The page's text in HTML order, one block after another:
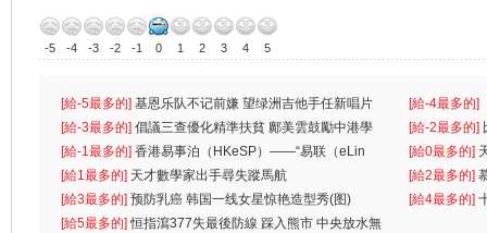
-5 -4 -3 -2 -1 0 1 2 3 4 5
[給-5最多的] 基恩乐队不记前嫌 望绿洲吉他手任新唱片
制
[給-4最多的]
一
[給-3最多的] 倡議三查優化精準扶貧 鄺美雲鼓勵中港學
生
[給-2最多的]
[給-1最多的] 香港易事泊（HKeSP）——“易联（eLin
k）”项目
[給0最多的]
[給1最多的] 天才數學家出手尋失蹤馬航 [給2最多的]
[給3最多的] 预防乳癌 韩国一线女星惊艳造型秀(图) [給4最多的]
[給5最多的]恒指瀉377失最後防線 踩入熊市 中央放水無